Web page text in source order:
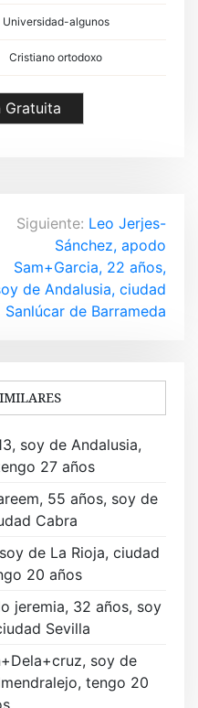
Universidad-algunos
Cristiano ortodoxo
Gratuita
Siguiente: Leo Jerjes-
Sánchez, apodo
Sam+Garcia, 22 años,
de Andalusia, ciudad
Sanlúcar de Barrameda
soy de Andalusia,
27 años
55 años, soy de
Cabra
de La Rioja, ciudad
20 años
jeremia, 32 años, soy
Sevilla
soy de
tengo 20